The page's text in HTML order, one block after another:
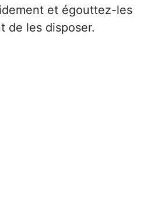
et égouttez-les
de les disposer.